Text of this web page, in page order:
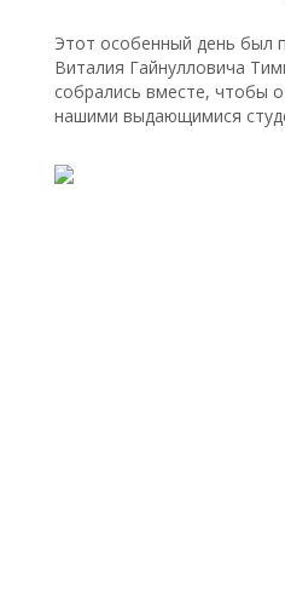
Этот особенный день был
Виталия Гайнулловича
собрались вместе, чтобы
нашими выдающимися